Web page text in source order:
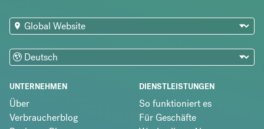
UNTERNEHMEN
Über
Verbraucherblog
DIENSTLEISTUNGEN
So funktioniert es
Für Geschäfte